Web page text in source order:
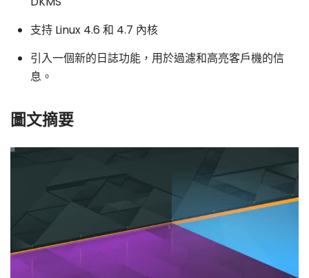
支持 Linux 4.6 和 4.7 內核
引入一個新的日誌功能，用於過濾和高亮客戶機的信
息。
圖文摘要